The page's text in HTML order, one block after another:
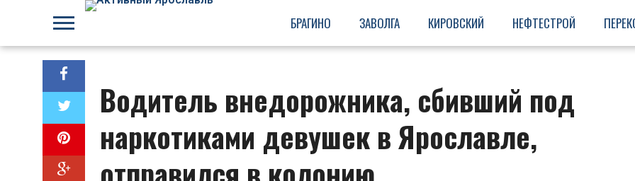
БРАГИНО ЗАВОЛГА КИРОВСКИЙ НЕФТЕСТРОЙ
Водитель внедорожника, сбивший под
наркотиками девушек в Ярославле,